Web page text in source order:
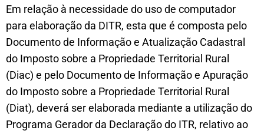
Em relação à necessidade do uso de computador
para elaboração da DITR, esta que é composta pelo
Documento de Informação e Atualização Cadastral
do Imposto sobre a Propriedade Territorial Rural
(Diac) e pelo Documento de Informação e Apuração
do Imposto sobre a Propriedade Territorial Rural
(Diat), deverá ser elaborada mediante a utilização do
Programa Gerador da Declaração do ITR, relativo ao